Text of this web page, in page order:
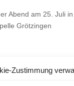
Zustimmung
Abend am 25. Juli
Grötzingen